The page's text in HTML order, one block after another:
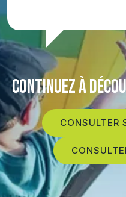
CONTINUEZ À
CONSULTER